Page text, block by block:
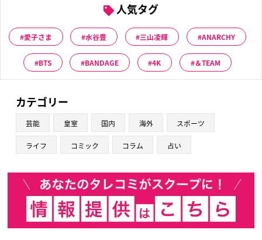
人気タグ
愛子さま 水谷豊 三山凌輝 ANARCHY
BTS BANDAGE 4K ＆TEAM
カテゴリー
芸能 皇室 国内 海外 スポーツ
ライフ コミック コラム 占い